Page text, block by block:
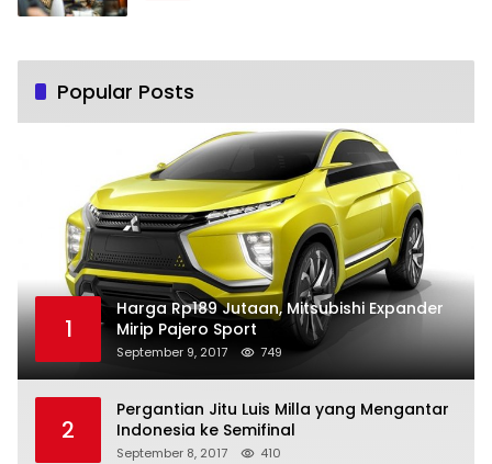
Popular Posts
1
Harga Rp189 Jutaan, Mitsubishi Expander
Mirip Pajero Sport
September 9, 2017 749
2
Pergantian Jitu Luis Milla yang Mengantar
Indonesia ke Semifinal
September 8, 2017 410